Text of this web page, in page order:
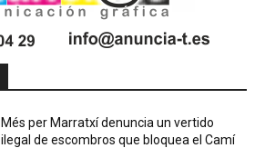
Més per Marratxí denuncia un vertido
ilegal de escombros que bloquea el Camí